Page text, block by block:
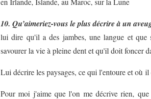
10. Qu’aimeriez-vous le plus décrire à un
lui dire qu'il a des jambes, une langue et
savourer la vie à pleine dent et qu'il doit foncer
Lui décrire les paysages, ce qui l'entoure et où il
Pour moi j'aime que l'on me décrive rien,